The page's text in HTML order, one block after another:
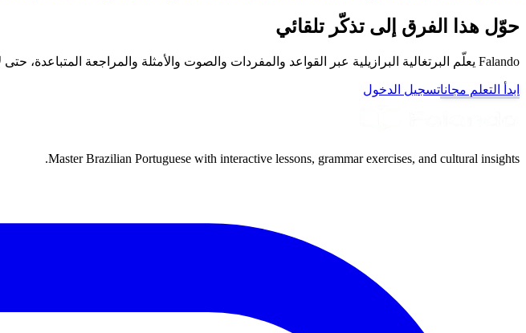
حوّل هذا الفرق إلى تذكّر تلقائي
Falando يعلّم البرتغالية البرازيلية عبر القواعد والمفردات والصوت والأمثلة والمراجعة المتباعدة، حتى لا تبقى الأزواج الصعبة مجرد تخمين.
ابدأ التعلم مجاناتسجيل الدخول
Master Brazilian Portuguese with interactive lessons, grammar exercises, and cultural insights.